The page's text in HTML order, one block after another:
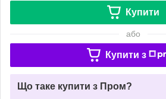
Купити
або
Купити з
Що таке купити з Пром?